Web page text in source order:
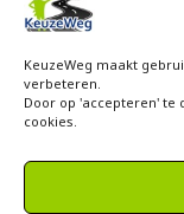
KeuzeWeg maakt
verbeteren.
Door op 'accepteren' te
cookies.
Meer